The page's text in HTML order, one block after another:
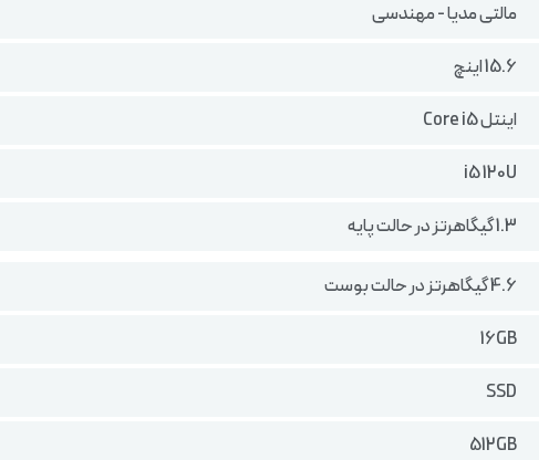
مالتی مدیا - مهندسی
15.6 اینچ
اینتل Core i5
i5 120U
1.3 گیگاهرتز در حالت پایه
4.6 گیگاهرتز در حالت بوست
16GB
SSD
512GB